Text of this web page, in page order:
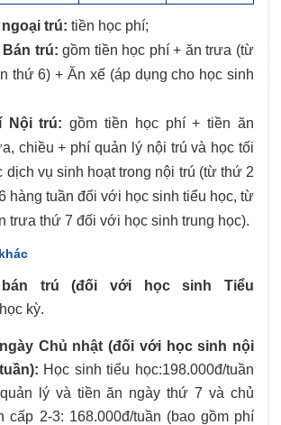
trú: tiền học phí;
Bán trú: gồm tiền học phí + ăn trưa (từ
thứ 6) + Ăn xế (áp dụng cho học sinh
Nội trú:gồm tiền học phí + tiền ăn
chiều + phí quản lý nội trú và học tối
dịch vụ sinh hoạt trong nội trú (từ thứ 2
hàng tuần đối với học sinh tiểu học, từ
trưa thứ 7 đối với học sinh trung học).
trú (đối với học sinh Tiểu
kỳ.
Chủ nhật (đối với học sinh nội
Học sinh tiểu học:198.000đ/tuần
lý và tiền ăn ngày thứ 7 và chủ
cấp 2-3: 168.000đ/tuần (bao gồm phí